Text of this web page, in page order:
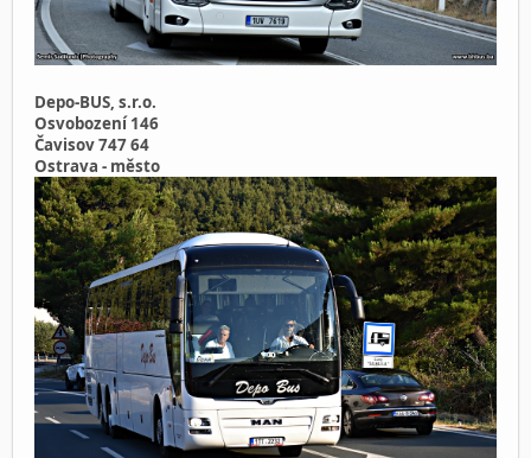
Depo-BUS, s.r.o.
Osvobození 146
Čavisov 747 64
Ostrava - město